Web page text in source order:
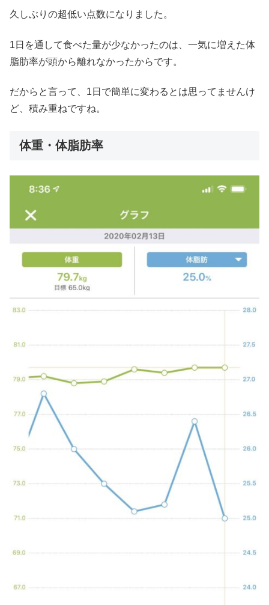
久しぶりの超低い点数になりました。
1日を通して食べた量が少なかったのは、一気に増えた体
脂肪率が頭から離れなかったからです。
だからと言って、1日で簡単に変わるとは思ってませんけ
ど、積み重ねですね。
体重・体脂肪率